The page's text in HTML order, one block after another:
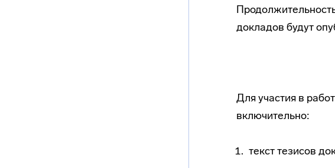
докладов будут
Для участия в
включительно:
текст тезисов